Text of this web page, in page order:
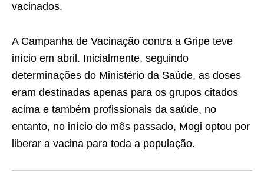
vacinados.
A Campanha de Vacinação contra a Gripe teve
início em abril. Inicialmente, seguindo
determinações do Ministério da Saúde, as doses
eram destinadas apenas para os grupos citados
acima e também profissionais da saúde, no
entanto, no início do mês passado, Mogi optou por
liberar a vacina para toda a população.